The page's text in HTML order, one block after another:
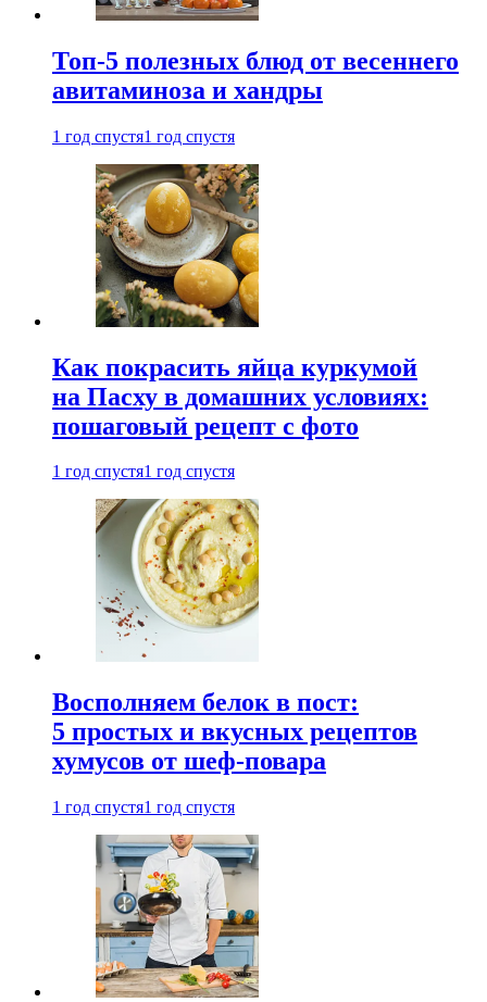
Топ-5 полезных блюд от весеннего
авитаминоза и хандры
1 год спустя1 год спустя
Как покрасить яйца куркумой
на Пасху в домашних условиях:
пошаговый рецепт с фото
1 год спустя1 год спустя
Восполняем белок в пост:
5 простых и вкусных рецептов
хумусов от шеф-повара
1 год спустя1 год спустя